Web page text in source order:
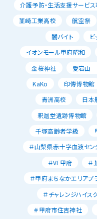
介護予防・生活支援サービ
韮崎工業高校
航空祭
闇バイト
イオンモール甲府昭和
金桜神社
愛宕山
KaKo
印傳博物館
青洲高校
日本
釈迦堂遺跡博物館
千塚高齢者学級
＃山梨県赤十字血液セン
＃VF甲府
＃
＃甲府まちなかエリアプ
＃チャレンジハイス
＃甲府市住吉神社